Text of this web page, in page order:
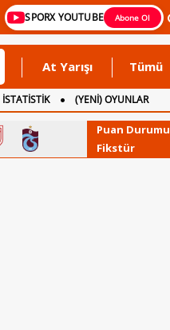
SPORX YOUTUBE Abone Ol
At Yarışı Tümü
İSTATİSTİK
(YENİ) OYUNLAR
Puan Durumu
Fikstür